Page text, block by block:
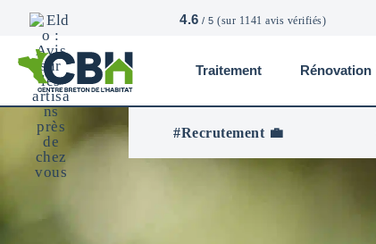
4.6 / 5 (sur 1141 avis vérifiés)
CBH
Centre
Breton
L’Habitat
Traitement Rénovation
#Recrutement 💼